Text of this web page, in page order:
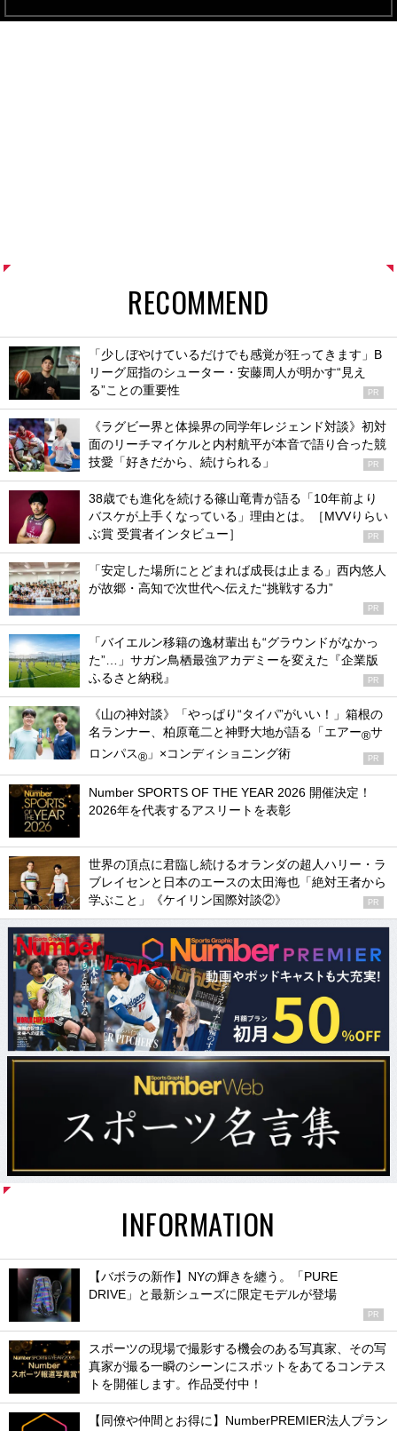
RECOMMEND
「少しぼやけているだけでも感覚が狂ってきます」B
リーグ屈指のシューター・安藤周人が明かす“見え
る”ことの重要性
PR
《ラグビー界と体操界の同学年レジェンド対談》初対
面のリーチマイケルと内村航平が本音で語り合った競
技愛「好きだから、続けられる」
PR
38歳でも進化を続ける篠山竜青が語る「10年前より
バスケが上手くなっている」理由とは。［MVVりらい
ぶ賞 受賞者インタビュー］
PR
「安定した場所にとどまれば成長は止まる」西内悠人
が故郷・高知で次世代へ伝えた“挑戦する力”
PR
「バイエルン移籍の逸材輩出も“グラウンドがなかっ
た”…」サガン鳥栖最強アカデミーを変えた『企業版
ふるさと納税』
PR
《山の神対談》「やっぱり“タイパ”がいい！」箱根の
名ランナー、柏原竜二と神野大地が語る「エアー®サ
ロンパス® 」×コンディショニング術 PR
Number SPORTS OF THE YEAR 2026 開催決定！
2026年を代表するアスリートを表彰
世界の頂点に君臨し続けるオランダの超人ハリー・ラ
ブレイセンと日本のエースの太田海也「絶対王者から
学ぶこと」《ケイリン国際対談②》
PR
INFORMATION
【バボラの新作】NYの輝きを纏う。「PURE
DRIVE」と最新シューズに限定モデルが登場
PR
スポーツの現場で撮影する機会のある写真家、その写
真家が撮る一瞬のシーンにスポットをあてるコンテス
トを開催します。作品受付中！
【同僚や仲間とお得に】NumberPREMIER法人プラン